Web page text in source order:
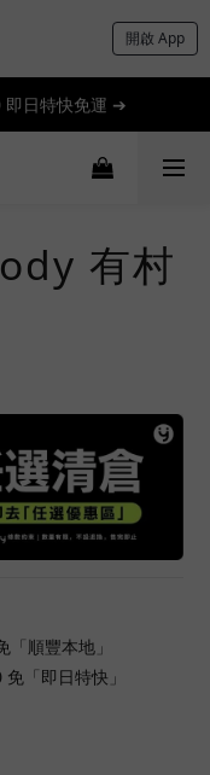
開啟 App
即日特快免運 ➔
即日特快免運 ➔
券加入！➔
有村
順豐本地」
「即日特快」